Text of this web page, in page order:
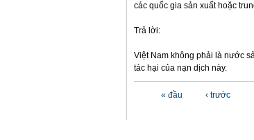
các quốc gia sản xuất hoặc
Trả lời:
Việt Nam không phải là nước
tác hại của nạn dịch này.
« đầu ‹ trước